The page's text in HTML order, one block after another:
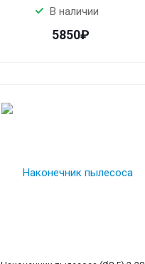
В наличии
5850₽